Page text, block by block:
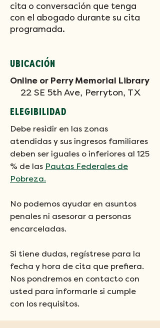
cita o conversación que tenga
con el abogado durante su cita
programada.
UBICACIÓN
Online or Perry Memorial Library
22 SE 5th Ave, Perryton, TX
ELEGIBILIDAD
Debe residir en las zonas
atendidas y sus ingresos familiares
deben ser iguales o inferiores al 125
% de las Pautas Federales de
Pobreza.
No podemos ayudar en asuntos
penales ni asesorar a personas
encarceladas.
Si tiene dudas, regístrese para la
fecha y hora de cita que prefiera.
Nos pondremos en contacto con
usted para informarle si cumple
con los requisitos.